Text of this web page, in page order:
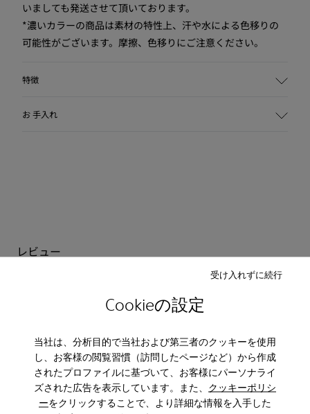
Cookieの設定
当社は、分析目的で当社および第三者のクッキーを使用
し、お客様の閲覧習慣（訪問したページなど）から作成
されたプロファイルに基づいて、お客様にパーソナライ
ズされた広告を表示しています。また、 クッキーポリシ
ーをクリックすることで、より詳細な情報を入手した
受け入れずに続行
いましても発送させて頂いております。
*濃いカラーの商品は素材の特性上、汗や水による色移りの
可能性がございます。摩擦、色移りにご注意ください。
特徴
牛革 100.0%
インソール
EVAフットベッド
- リサイクルPET 44.98%
お 手入れ
レビュー
ソート : 高評価から低評価へ
Anonymous·6 年前
Petroianu
les plus confortables chaussures de toute ma vie belle couleur très
pratique et élégant en même temps